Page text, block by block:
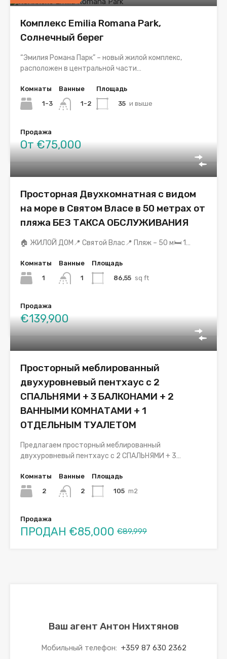
Комплекс Emilia Romana Park,
Солнечный берег
“Эмилия Романа Парк” – новый жилой комплекс,
расположен в центральной части…
Комнаты
1-3
Ванные
1-2
Площадь
35 и выше
Продажа
От €75,000
Просторная Двухкомнатная с видом
на море в Святом Власе в 50 метрах от
пляжа БЕЗ ТАКСА ОБСЛУЖИВАНИЯ
🏠 ЖИЛОЙ ДОМ📍 Святой Влас📍 Пляж – 50 м🛏️ 1…
Комнаты
1
Ванные
1
Площадь
86,55 sq ft
Продажа
€139,900
Просторный меблированный
двухуровневый пентхаус с 2
СПАЛЬНЯМИ + 3 БАЛКОНАМИ + 2
ВАННЫМИ КОМНАТАМИ + 1
ОТДЕЛЬНЫМ ТУАЛЕТОМ
Предлагаем просторный меблированный
двухуровневый пентхаус с 2 СПАЛЬНЯМИ + 3…
Комнаты
2
Ванные
2
Площадь
105 m2
Продажа
ПРОДАН €85,000 €89,999
Ваш агент Антон Нихтянов
Мобильный телефон: +359 87 630 2362